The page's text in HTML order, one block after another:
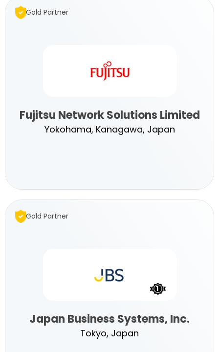
Inc.
Gold Partner
Fujitsu
Network
Solutions
Fujitsu Network Solutions Limited
Yokohama, Kanagawa, Japan
Gold Partner
1
Japan
Japan Business Systems, Inc.
Tokyo, Japan